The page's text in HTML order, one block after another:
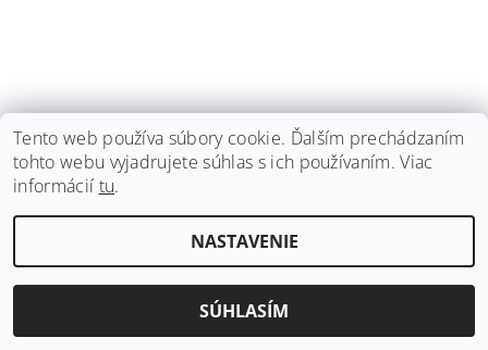
Tento web používa súbory cookie. Ďalším prechádzaním
tohto webu vyjadrujete súhlas s ich používaním. Viac
informácií tu.
NASTAVENIE
SÚHLASÍM